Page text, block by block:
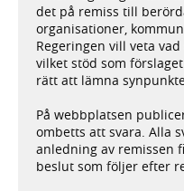
det på remiss till
organisationer,
Regeringen vill veta
vilket stöd som
rätt att lämna
På webbplatsen
ombetts att svara. Alla
anledning av remissen
beslut som följer efter